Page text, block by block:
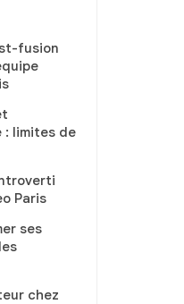
fusion
limites de
Paris
ses
chez